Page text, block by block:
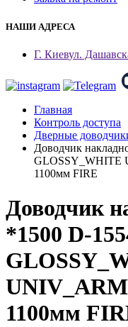
НАШИ АДРЕСА
Г. Киевул.
Главная
Контроль доступа
Дверные
Доводчик
GLOSSY_WHITE
1100мм FIRE
Доводчик
*1500 D-
UNIV_ARM
1100мм